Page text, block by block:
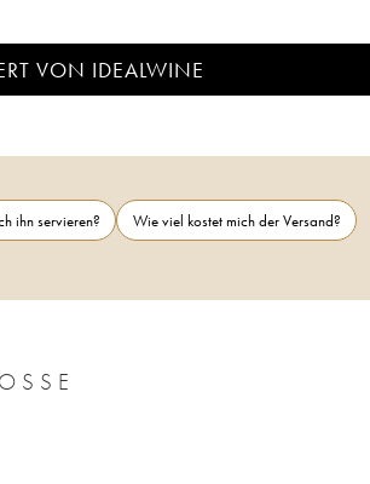
VON IDEALWINE
ihn servieren?
Wie viel kostet mich der Versand?